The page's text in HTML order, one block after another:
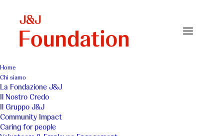
Home
Chi siamo
La Fondazione J&J
Il Nostro Credo
Il Gruppo J&J
Community Impact
Caring for people
U.N.I.T.A.L.S.I. (Unione
Nazionale Trasporto